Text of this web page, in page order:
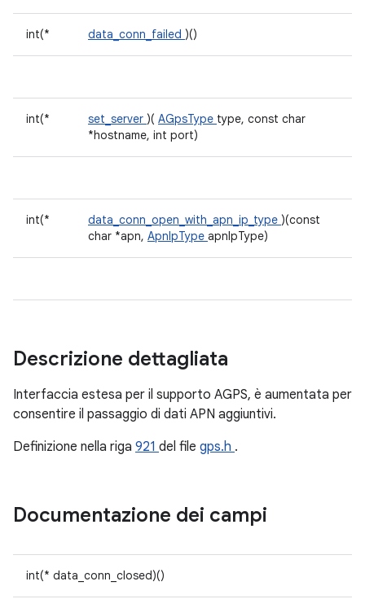
int(* data_conn_failed )()
int(* set_server )( AGpsType type, const char
*hostname, int port)
int(* data_conn_open_with_apn_ip_type )(const
char *apn, ApnIpType apnIpType)
Descrizione dettagliata
Interfaccia estesa per il supporto AGPS, è aumentata per
consentire il passaggio di dati APN aggiuntivi.
Definizione nella riga 921 del file gps.h .
Documentazione dei campi
int(* data_conn_closed)()